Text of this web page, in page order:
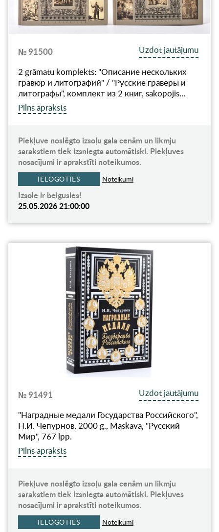
№ 91500
Uzdot jautājumu
2 grāmatu komplekts: "Описание нескольких
гравюр и литографий" / "Русские граверы и
литографы", комплект из 2 книг, sakopojis…
Pilns apraksts
Piekļuve noslēgto izsoļu gala cenām un likmju
sarakstiem tiek izsniegta automātiski. Piekļuves
nosacījumi ir aprakstīti noteikumos.
IELOGOTIES Noteikumi
Izsole ir beigusies!
25.05.2026 21:00:00
№ 91491
Uzdot jautājumu
"Наградные медали Государства Российского",
Н.И. Чепурнов, 2000 g., Maskava, "Русский
Мир", 767 lpp.
Pilns apraksts
Piekļuve noslēgto izsoļu gala cenām un likmju
sarakstiem tiek izsniegta automātiski. Piekļuves
nosacījumi ir aprakstīti noteikumos.
IELOGOTIES Noteikumi